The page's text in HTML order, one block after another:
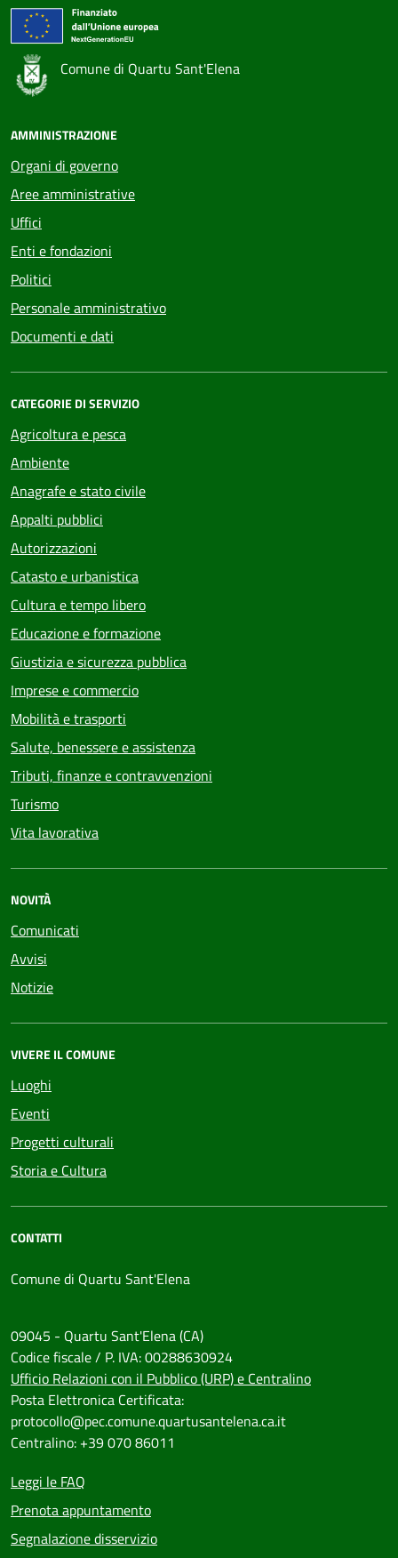
Comune di Quartu Sant'Elena
AMMINISTRAZIONE
Organi di governo
Aree amministrative
Uffici
Enti e fondazioni
Politici
Personale amministrativo
Documenti e dati
CATEGORIE DI SERVIZIO
Agricoltura e pesca
Ambiente
Anagrafe e stato civile
Appalti pubblici
Autorizzazioni
Catasto e urbanistica
Cultura e tempo libero
Educazione e formazione
Giustizia e sicurezza pubblica
Imprese e commercio
Mobilità e trasporti
Salute, benessere e assistenza
Tributi, finanze e contravvenzioni
Turismo
Vita lavorativa
NOVITÀ
Comunicati
Avvisi
Notizie
VIVERE IL COMUNE
Luoghi
Eventi
Progetti culturali
Storia e Cultura
CONTATTI
Comune di Quartu Sant'Elena
09045 - Quartu Sant'Elena (CA)
Codice fiscale / P. IVA: 00288630924
Ufficio Relazioni con il Pubblico (URP) e Centralino
Posta Elettronica Certificata:
protocollo@pec.comune.quartusantelena.ca.it
Centralino: +39 070 86011
Leggi le FAQ
Prenota appuntamento
Segnalazione disservizio